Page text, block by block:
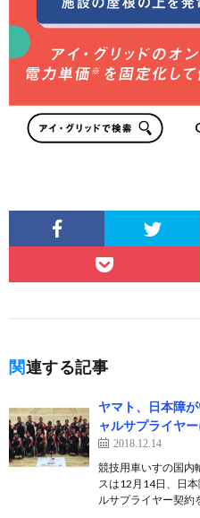
関連する記事
ヤマト、日本障
ャルサプライヤ
2018.12.14
競技用車いすの国
スは12月14日、日
ルサプライヤー契